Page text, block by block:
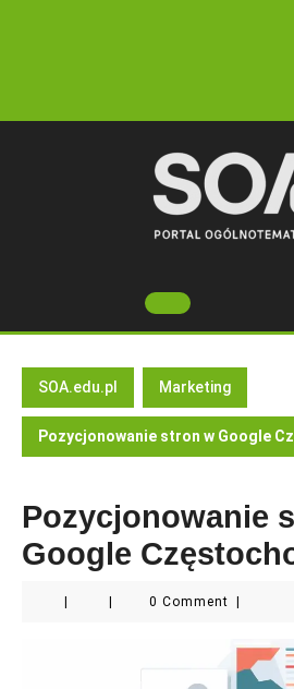
Open
Button
SOA.edu.pl Marketing
Pozycjonowanie stron w Google
Pozycjonowanie
Google
0 Comment